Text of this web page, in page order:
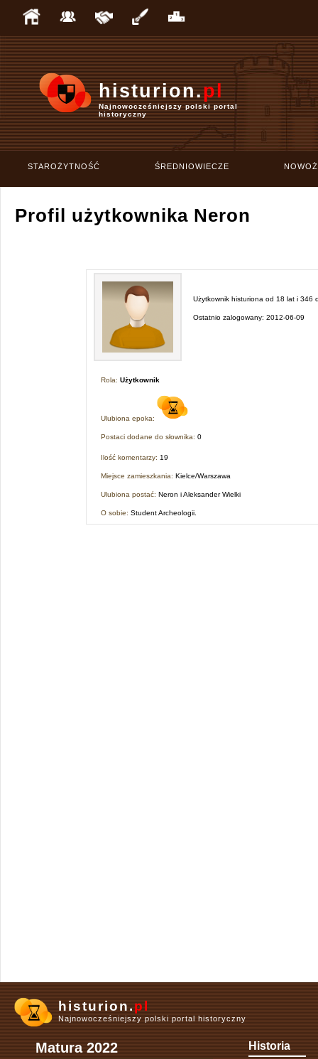
histurion.pl
Najnowocześniejszy polski portal
historyczny
STAROŻYTNOŚĆ ŚREDNIOWIECZE
Profil użytkownika Neron
Użytkownik histuriona od 18 lat i 346
Ostatnio zalogowany: 2012-06-09
Rola: Użytkownik
Ulubiona epoka:
Postaci dodane do słownika: 0
Ilość komentarzy: 19
Miejsce zamieszkania: Kielce/Warszawa
Ulubiona postać: Neron i Aleksander Wielki
O sobie: Student Archeologii.
histurion.pl
Najnowocześniejszy polski portal historyczny
Matura 2022 Historia